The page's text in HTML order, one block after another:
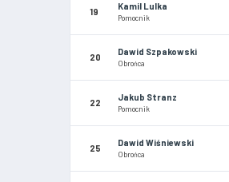
19
Kamil Lulka
Pomocnik
20
Dawid Szpakowski
Obrońca
22
Jakub Stranz
Pomocnik
25
Dawid Wiśniewski
Obrońca